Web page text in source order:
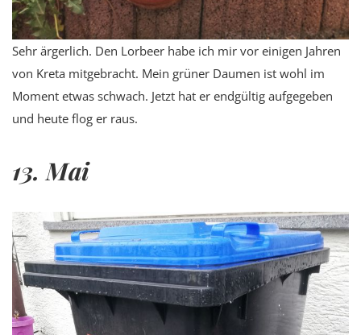
Sehr ärgerlich. Den Lorbeer habe ich mir vor einigen Jahren
von Kreta mitgebracht. Mein grüner Daumen ist wohl im
Moment etwas schwach. Jetzt hat er endgültig aufgegeben
und heute flog er raus.
13. Mai